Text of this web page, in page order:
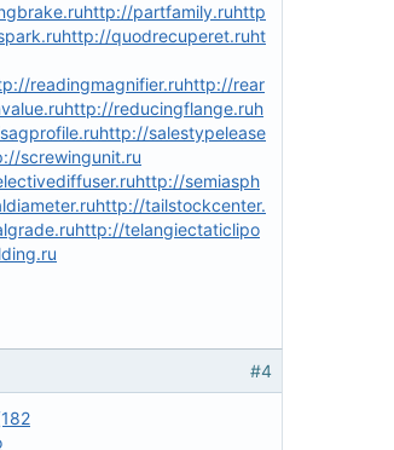
http://partfamily.ruhttp
http://quodrecuperet.ruht
readingmagnifier.ruhttp://rear
http://reducingflange.ruh
http://salestypelease
screwingunit.ru
http://semiasph
http://tailstockcenter.
http://telangiectaticlipo
#4